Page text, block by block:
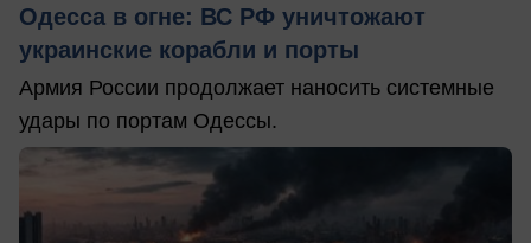
Одесса в огне: ВС РФ уничтожают
украинские корабли и порты
Армия России продолжает наносить системные
удары по портам Одессы.